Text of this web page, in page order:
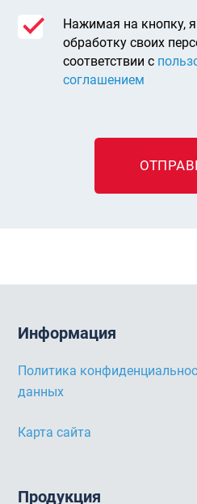
Нажимая на кнопку,
обработку своих
соответствии с
соглашением
Информация
Политика
данных
Карта сайта
Продукция